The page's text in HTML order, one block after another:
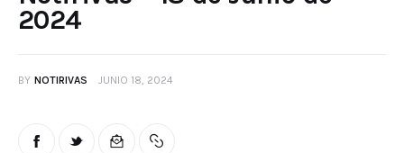
2024
BY NOTIRIVAS JUNIO 18, 2024